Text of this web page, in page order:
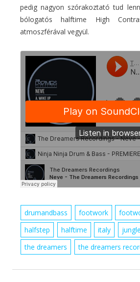
pedig nagyon szórakoztató tud
bólogatós halftime High
atmoszférával vegyül.
drumandbass footwork
halfstep
halftime italy jungle
the dreamers
the dreamers